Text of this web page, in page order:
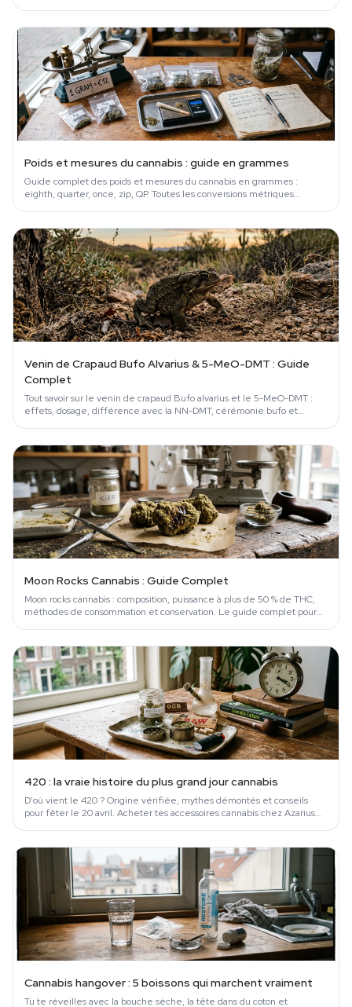
Poids et mesures du cannabis : guide en grammes
Guide complet des poids et mesures du cannabis en grammes :
eighth, quarter, once, zip, QP. Toutes les conversions métriques
Venin de Crapaud Bufo Alvarius & 5-MeO-DMT : Guide
Complet
Tout savoir sur le venin de crapaud Bufo alvarius et le 5-MeO-DMT :
effets, dosage, différence avec la NN-DMT, cérémonie bufo et
Moon Rocks Cannabis : Guide Complet
Moon rocks cannabis : composition, puissance à plus de 50 % de THC,
méthodes de consommation et conservation. Le guide complet pour
420 : la vraie histoire du plus grand jour cannabis
D'où vient le 420 ? Origine vérifiée, mythes démontés et conseils
pour fêter le 20 avril. Acheter tes accessoires cannabis chez Azarius
Cannabis hangover : 5 boissons qui marchent vraiment
Tu te réveilles avec la bouche sèche, la tête dans du coton et